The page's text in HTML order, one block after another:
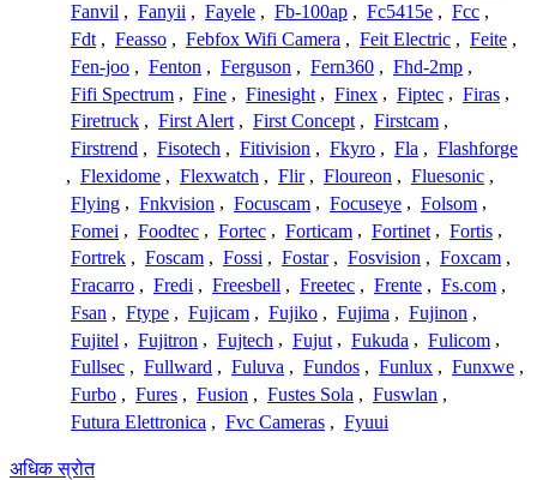
Fanvil , Fanyii , Fayele , Fb-100ap , Fc5415e , Fcc ,
Fdt , Feasso , Febfox Wifi Camera , Feit Electric , Feite ,
Fen-joo , Fenton , Ferguson , Fern360 , Fhd-2mp ,
Fifi Spectrum , Fine , Finesight , Finex , Fiptec , Firas ,
Firetruck , First Alert , First Concept , Firstcam ,
Firstrend , Fisotech , Fitivision , Fkyro , Fla , Flashforge
, Flexidome , Flexwatch , Flir , Floureon , Fluesonic ,
Flying , Fnkvision , Focuscam , Focuseye , Folsom ,
Fomei , Foodtec , Fortec , Forticam , Fortinet , Fortis ,
Fortrek , Foscam , Fossi , Fostar , Fosvision , Foxcam ,
Fracarro , Fredi , Freesbell , Freetec , Frente , Fs.com ,
Fsan , Ftype , Fujicam , Fujiko , Fujima , Fujinon ,
Fujitel , Fujitron , Fujtech , Fujut , Fukuda , Fulicom ,
Fullsec , Fullward , Fuluva , Fundos , Funlux , Funxwe ,
Furbo , Fures , Fusion , Fustes Sola , Fuswlan ,
Futura Elettronica , Fvc Cameras , Fyuui
अधिक स्रोत